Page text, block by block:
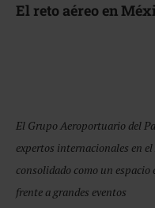
El reto aéreo en
El Grupo Aeroportuario del
expertos internacionales en
consolidado como un
frente a grandes eventos